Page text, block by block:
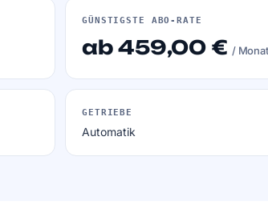
GÜNSTIGSTE ABO-RATE
ab 459,00 €/ Monat
GETRIEBE
Automatik